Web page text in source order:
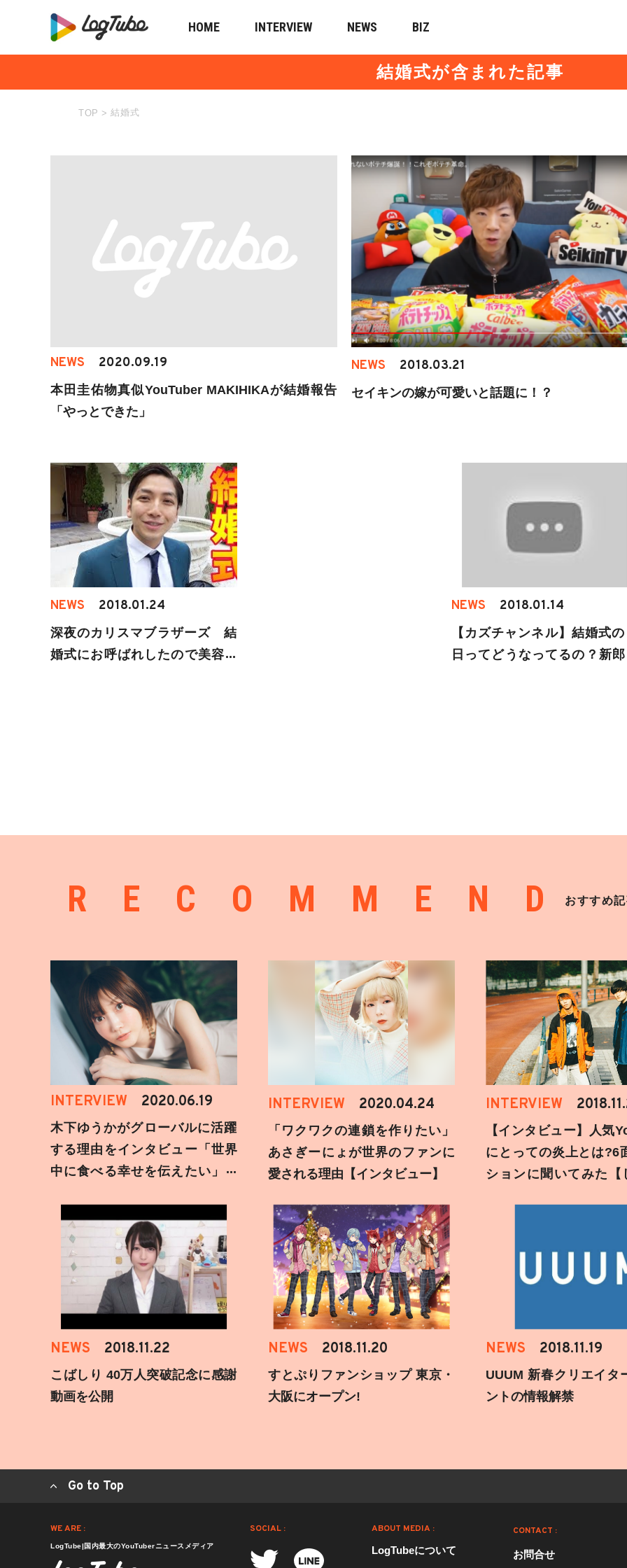
HOME INTERVIEW NEWS BIZ
結婚式が含まれた記事
TOP > 結婚式
NEWS 2020.09.19
本田圭佑物真似YouTuber MAKIHIKAが結婚報告
「やっとできた」
NEWS 2018.03.21
セイキンの嫁が可愛いと話題に！？
NEWS 2018.01.24
深夜のカリスマブラザーズ 結
婚式にお呼ばれしたので美容院
NEWS 2018.01.14
【カズチャンネル】結婚式の
日ってどうなってるの？新郎
RECOMMENDおすすめ
INTERVIEW 2020.06.19
木下ゆうかがグローバルに活躍
する理由をインタビュー「世界
中に食べる幸せを伝えたい」新
INTERVIEW 2020.04.24
「ワクワクの連鎖を作りたい」
あさぎーにょが世界のファンに
愛される理由【インタビュー】
INTERVIEW
【インタビュー】人気
にとっての炎上とは?6
ションに聞いてみた【
NEWS 2018.11.22
こばしり 40万人突破記念に感謝
動画を公開
NEWS 2018.11.20
すとぷりファンショップ 東京・
大阪にオープン!
NEWS 2018.11.19
UUUM 新春クリエイタ
ントの情報解禁
Go to Top
WE ARE :
LogTube|国内最大のYouTuberニュースメディア
SOCIAL : ABOUT MEDIA :
LogTubeについて
CONTACT :
お問合せ